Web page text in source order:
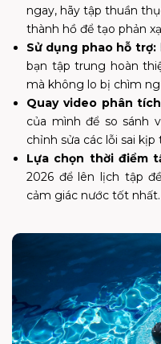
ngay, hãy tập thuần
thành hồ để tạo phản
Sử dụng phao hỗ trợ:
bạn tập trung hoàn
mà không lo bị chìm
Quay video phân
của mình để so sánh
chỉnh sửa các lỗi sai kịp
Lựa chọn thời điểm
2026 để lên lịch tập
cảm giác nước tốt nhất.